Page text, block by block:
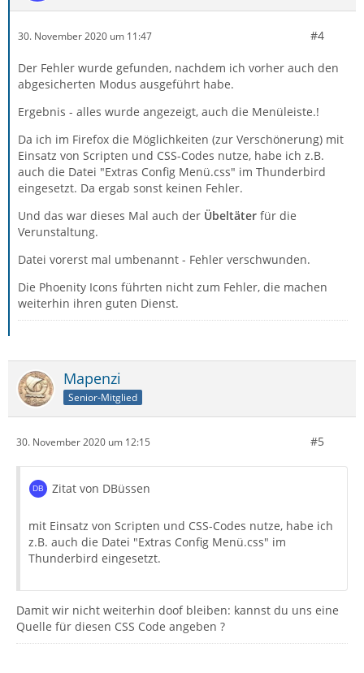
30. November 2020 um 11:47 #4
Der Fehler wurde gefunden, nachdem ich vorher auch den
abgesicherten Modus ausgeführt habe.
Ergebnis - alles wurde angezeigt, auch die Menüleiste.!
Da ich im Firefox die Möglichkeiten (zur Verschönerung) mit
Einsatz von Scripten und CSS-Codes nutze, habe ich z.B.
auch die Datei "Extras Config Menü.css" im Thunderbird
eingesetzt. Da ergab sonst keinen Fehler.
Und das war dieses Mal auch der Übeltäter für die
Verunstaltung.
Datei vorerst mal umbenannt - Fehler verschwunden.
Die Phoenity Icons führten nicht zum Fehler, die machen
weiterhin ihren guten Dienst.
Mapenzi
Senior-Mitglied
30. November 2020 um 12:15 #5
Zitat von DBüssen
mit Einsatz von Scripten und CSS-Codes nutze, habe ich
z.B. auch die Datei "Extras Config Menü.css" im
Thunderbird eingesetzt.
Damit wir nicht weiterhin doof bleiben: kannst du uns eine
Quelle für diesen CSS Code angeben ?